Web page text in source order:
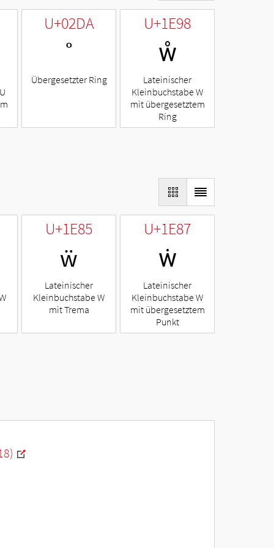
U+02DA
˚
Übergesetzter Ring
U+1E98
ẘ
Lateinischer
Kleinbuchstabe W
mit übergesetztem
Ring
U+1E85
ẅ
Lateinischer
Kleinbuchstabe W
mit Trema
U+1E87
ẇ
Lateinischer
Kleinbuchstabe W
mit übergesetztem
Punkt